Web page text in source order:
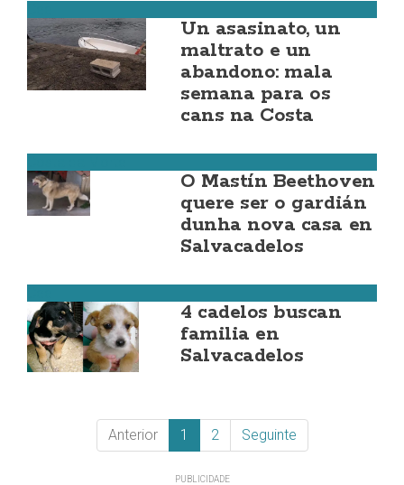
Un asasinato, un
maltrato e un
abandono: mala
semana para os
cans na Costa
O Mastín Beethoven
quere ser o gardián
dunha nova casa en
Salvacadelos
4 cadelos buscan
familia en
Salvacadelos
Anterior 1 2 Seguinte